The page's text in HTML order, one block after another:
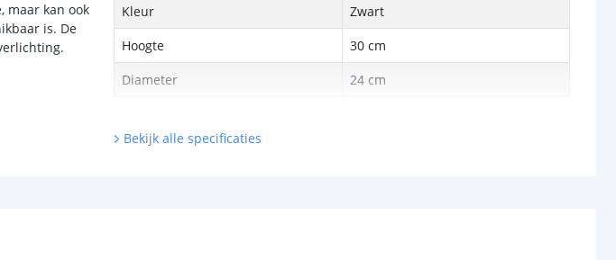
maar kan ook
is. De
Kleur
Zwart
Hoogte
30 cm
Diameter
24 cm
Bekijk alle specificaties